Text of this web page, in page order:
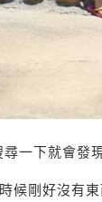
一下就會發
候剛好沒有